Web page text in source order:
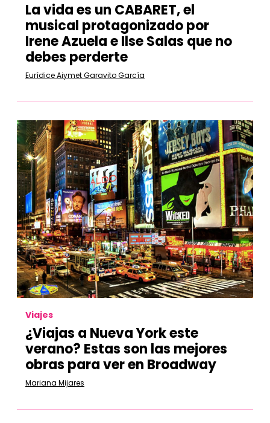
La vida es un CABARET, el
musical protagonizado por
Irene Azuela e Ilse Salas que no
debes perderte
Eurídice Aiymet Garavito García
Viajes
¿Viajas a Nueva York este
verano? Estas son las mejores
obras para ver en Broadway
Mariana Mijares